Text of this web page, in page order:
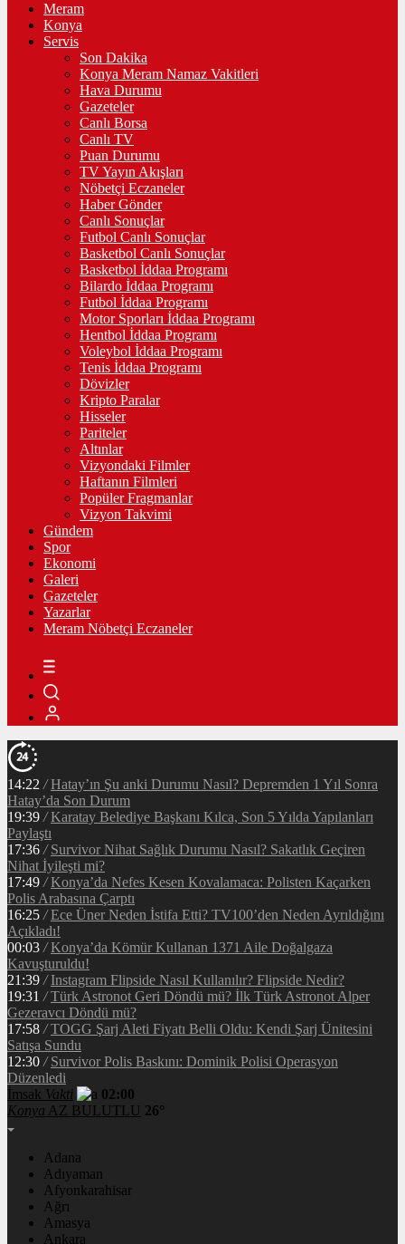
Meram
Konya
Servis
Son Dakika
Konya Meram Namaz Vakitleri
Hava Durumu
Gazeteler
Canlı Borsa
Canlı TV
Puan Durumu
TV Yayın Akışları
Nöbetçi Eczaneler
Haber Gönder
Canlı Sonuçlar
Futbol Canlı Sonuçlar
Basketbol Canlı Sonuçlar
Basketbol İddaa Programı
Bilardo İddaa Programı
Futbol İddaa Programı
Motor Sporları İddaa Programı
Hentbol İddaa Programı
Voleybol İddaa Programı
Tenis İddaa Programı
Dövizler
Kripto Paralar
Hisseler
Pariteler
Altınlar
Vizyondaki Filmler
Haftanın Filmleri
Popüler Fragmanlar
Vizyon Takvimi
Gündem
Spor
Ekonomi
Galeri
Gazeteler
Yazarlar
Meram Nöbetçi Eczaneler
14:22 / Hatay’ın Şu anki Durumu Nasıl? Depremden 1 Yıl Sonra
Hatay’da Son Durum
19:39 / Karatay Belediye Başkanı Kılca, Son 5 Yılda Yapılanları
Paylaştı
17:36 / Survivor Nihat Sağlık Durumu Nasıl? Sakatlık Geçiren
Nihat İyileşti mi?
17:49 / Konya’da Nefes Kesen Kovalamaca: Polisten Kaçarken
Polis Arabasına Çarptı
16:25 / Ece Üner Neden İstifa Etti? TV100’den Neden Ayrıldığını
Açıkladı!
00:03 / Konya’da Kömür Kullanan 1371 Aile Doğalgaza
Kavuşturuldu!
21:39 / Instagram Flipside Nasıl Kullanılır? Flipside Nedir?
19:31 / Türk Astronot Geri Döndü mü? İlk Türk Astronot Alper
Gezeravcı Döndü mü?
17:58 / TOGG Şarj Aleti Fiyatı Belli Oldu: Kendi Şarj Ünitesini
Satışa Sundu
12:30 / Survivor Polis Baskını: Dominik Polisi Operasyon
Düzenledi
İmsak Vakti
02:00
Konya AZ BULUTLU 26°
Adana
Adıyaman
Afyonkarahisar
Ağrı
Amasya
Ankara